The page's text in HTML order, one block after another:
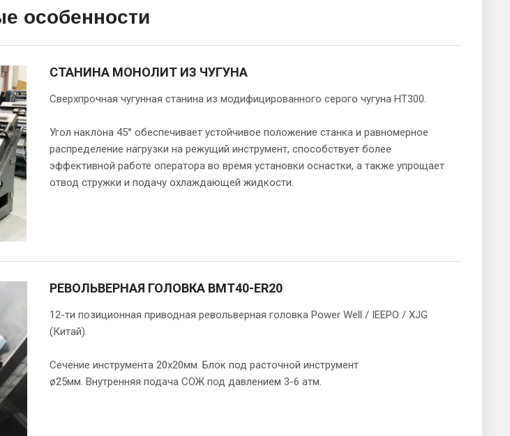
особенности
СТАНИНА МОНОЛИТ ИЗ ЧУГУНА
Сверхпрочная чугунная станина из модифицированного серого чугуна HТ300.
Угол наклона 45° обеспечивает устойчивое положение станка и равномерное
распределение нагрузки на режущий инструмент, способствует более
эффективной работе оператора во время установки оснастки, а также упрощает
отвод стружки и подачу охлаждающей жидкости.
РЕВОЛЬВЕРНАЯ ГОЛОВКА BMT40-ER20
12-ти позиционная приводная револьверная головка Power Well / IEEPO / XJG
(Китай).
Сечение инструмента 20х20мм. Блок под расточной инструмент
ø25мм. Внутренняя подача СОЖ под давлением 3-6 атм.